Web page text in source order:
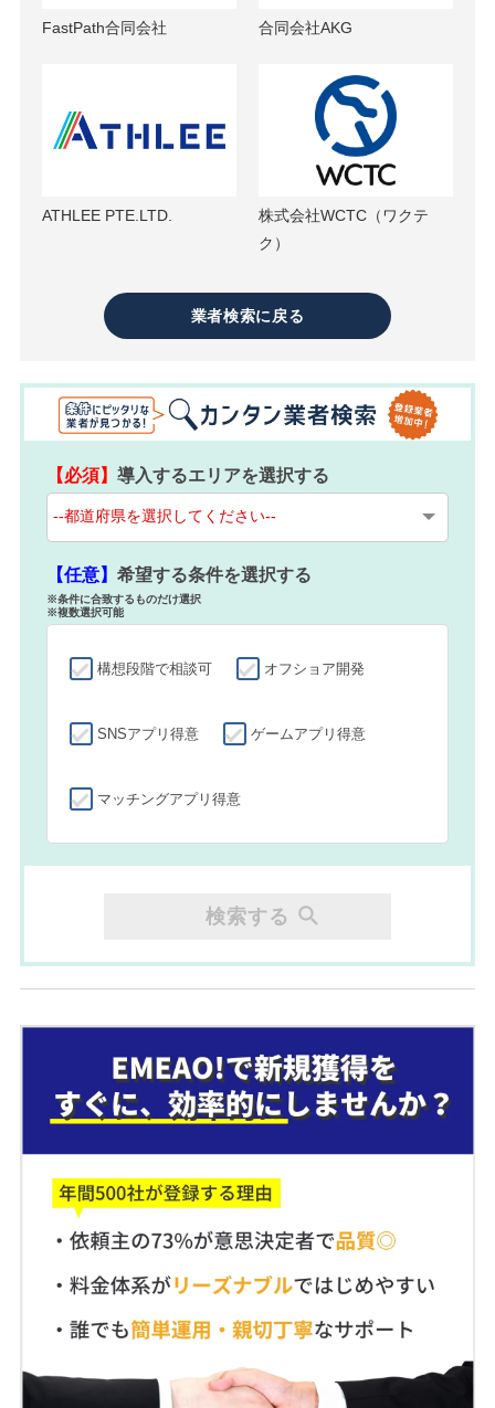
FastPath合同会社 合同会社AKG
ATHLEE PTE.LTD.
株式会社WCTC（ワクテ
ク）
業者検索に戻る
【必須】導入するエリアを選択する
【任意】希望する条件を選択する
※条件に合致するものだけ選択
※複数選択可能
構想段階で相談可 オフショア開発
SNSアプリ得意 ゲームアプリ得意
マッチングアプリ得意
検索する